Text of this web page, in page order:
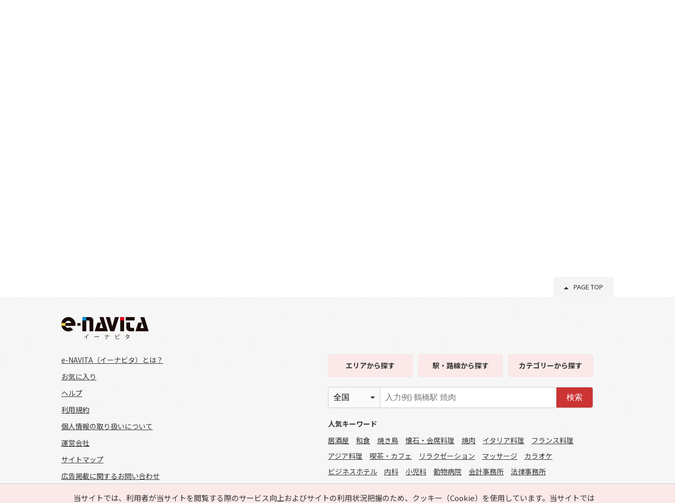
PAGE TOP
当サイトでは、利用者が当サイトを閲覧する際のサービス向上およびサイトの利用状況把握のため、クッキー（Cookie）を使用しています。当サイトでは
e-NAVITA（イーナビタ）とは？
お気に入り
ヘルプ
利用規約
個人情報の取り扱いについて
運営会社
サイトマップ
広告掲載に関するお問い合わせ
サイトの内容に関するお問い合わせ
エリアから探す 駅・路線から探す カテゴリーから探す
検索
人気キーワード
居酒屋
和食 焼き鳥 懐石・会席料理 焼肉 イタリア料理
フランス料理
アジア料理
喫茶・カフェ リラクゼーション マッサージ
カラオケ
ビジネスホテル
内科 小児科 動物病院 会計事務所 法律事務所